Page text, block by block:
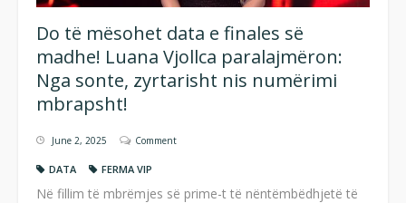
Do të mësohet data e finales së
madhe! Luana Vjollca paralajmëron:
Nga sonte, zyrtarisht nis numërimi
mbrapsht!
June 2, 2025 Comment
DATA FERMA VIP
Në fillim të mbrëmjes së prime-t të nëntëmbëdhjetë të